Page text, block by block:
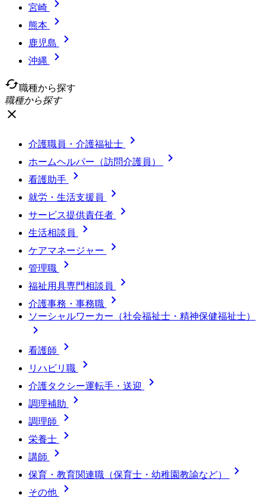
宮崎 
熊本 
鹿児島 
沖縄

cached職種から探す
職種から探す
close
介護職員・介護福祉士 
ホームヘルパー（訪問介護員） 
看護助手 
就労・生活支援員 
サービス提供責任者 
生活相談員 
ケアマネージャー 
管理職 
福祉用具専門相談員 
介護事務・事務職 
ソーシャルワーカー（社会福祉士・精神保健福祉士）

看護師 
リハビリ職 
介護タクシー運転手・送迎 
調理補助 
調理師 
栄養士 
講師 
保育・教育関連職（保育士・幼稚園教諭など） 
その他
